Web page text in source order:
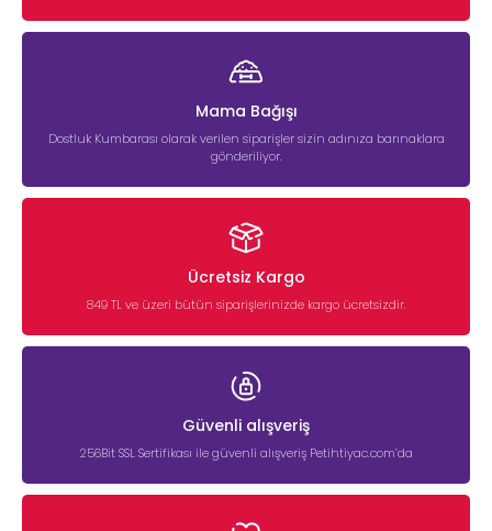
Mama Bağışı
Dostluk Kumbarası olarak verilen siparişler sizin adınıza barınaklara
gönderiliyor.
Ücretsiz Kargo
849 TL ve üzeri bütün siparişlerinizde kargo ücretsizdir.
Güvenli alışveriş
256Bit SSL Sertifikası ile güvenli alışveriş Petihtiyac.com’da